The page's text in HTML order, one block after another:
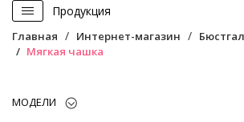
Продукция
Главная Интернет-магазин
Мягкая чашка
МОДЕЛИ